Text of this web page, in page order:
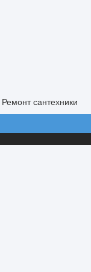
Ремонт сантехники